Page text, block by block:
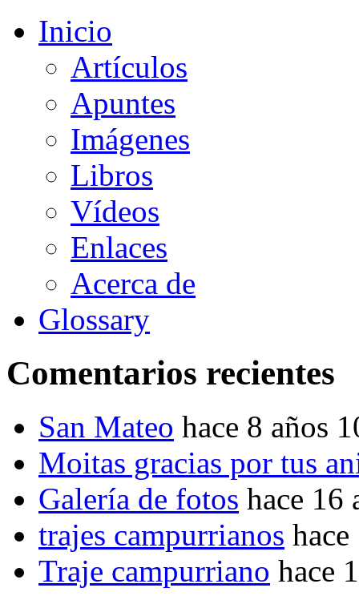
Inicio
Artículos
Apuntes
Imágenes
Libros
Vídeos
Enlaces
Acerca de
Glossary
Comentarios recientes
San Mateo hace 8 años
Moitas gracias por tus
Galería de fotos hace 16
trajes campurrianos
Traje campurriano hace